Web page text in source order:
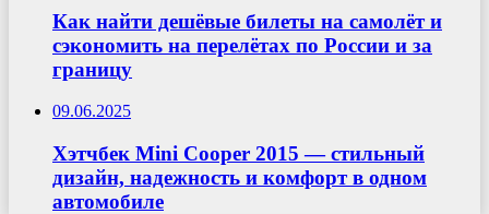
Как найти дешёвые билеты на самолёт и
сэкономить на перелётах по России и за
границу
09.06.2025
Хэтчбек Mini Cooper 2015 — стильный
дизайн, надежность и комфорт в одном
автомобиле